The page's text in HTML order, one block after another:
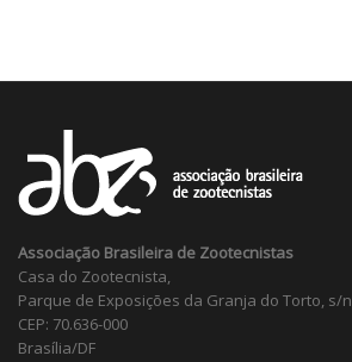
Associação Brasileira de Zootecnistas
Casa do Zootecnista,
Parque de Exposições da Granja do Torto, s/n
CEP: 70.636-000
Brasília/DF